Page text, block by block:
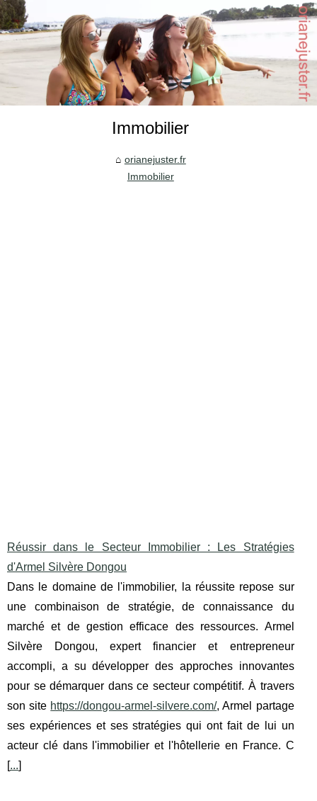
Immobilier
orianejuster.fr
Immobilier
Réussir dans le Secteur Immobilier : Les Stratégies
d'Armel Silvère Dongou
Dans le domaine de l'immobilier, la réussite repose sur
une combinaison de stratégie, de connaissance du
marché et de gestion efficace des ressources. Armel
Silvère Dongou, expert financier et entrepreneur
accompli, a su développer des approches innovantes
pour se démarquer dans ce secteur compétitif. À travers
son site https://dongou-armel-silvere.com/, Armel partage
ses expériences et ses stratégies qui ont fait de lui un
acteur clé dans l'immobilier et l'hôtellerie en France. C
[...]